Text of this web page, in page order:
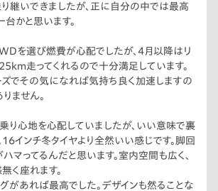
継いできましたが、正に自分の中では最高
台かと思います。
を選び燃費が心配でしたが、4月以降はリ
走ってくれるので十分満足しています。
ズでその気になれば気持ち良く加速しますの
ません。
り心地を心配していましたが、いい意味で裏
インチ冬タイヤより全然いい感じです。脚回
マってるんだと思います。室内空間も広く、
く座れます。
グがあれば最高でした。デザインも然ることな